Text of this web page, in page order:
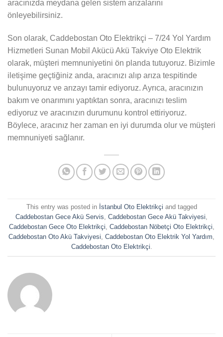
aracınızda meydana gelen sistem arızalarını
önleyebilirsiniz.
Son olarak, Caddebostan Oto Elektrikçi – 7/24 Yol Yardım
Hizmetleri Sunan Mobil Akücü Akü Takviye Oto Elektrik
olarak, müşteri memnuniyetini ön planda tutuyoruz. Bizimle
iletişime geçtiğiniz anda, aracınızı alıp arıza tespitinde
bulunuyoruz ve arızayı tamir ediyoruz. Ayrıca, aracınızın
bakım ve onarımını yaptıktan sonra, aracınızı teslim
ediyoruz ve aracınızın durumunu kontrol ettiriyoruz.
Böylece, aracınız her zaman en iyi durumda olur ve müşteri
memnuniyeti sağlanır.
This entry was posted in İstanbul Oto Elektrikçi and tagged
Caddebostan Gece Akü Servis, Caddebostan Gece Akü Takviyesi,
Caddebostan Gece Oto Elektrikçi, Caddebostan Nöbetçi Oto Elektrikçi,
Caddebostan Oto Akü Takviyesi, Caddebostan Oto Elektrik Yol Yardım,
Caddebostan Oto Elektrikçi.